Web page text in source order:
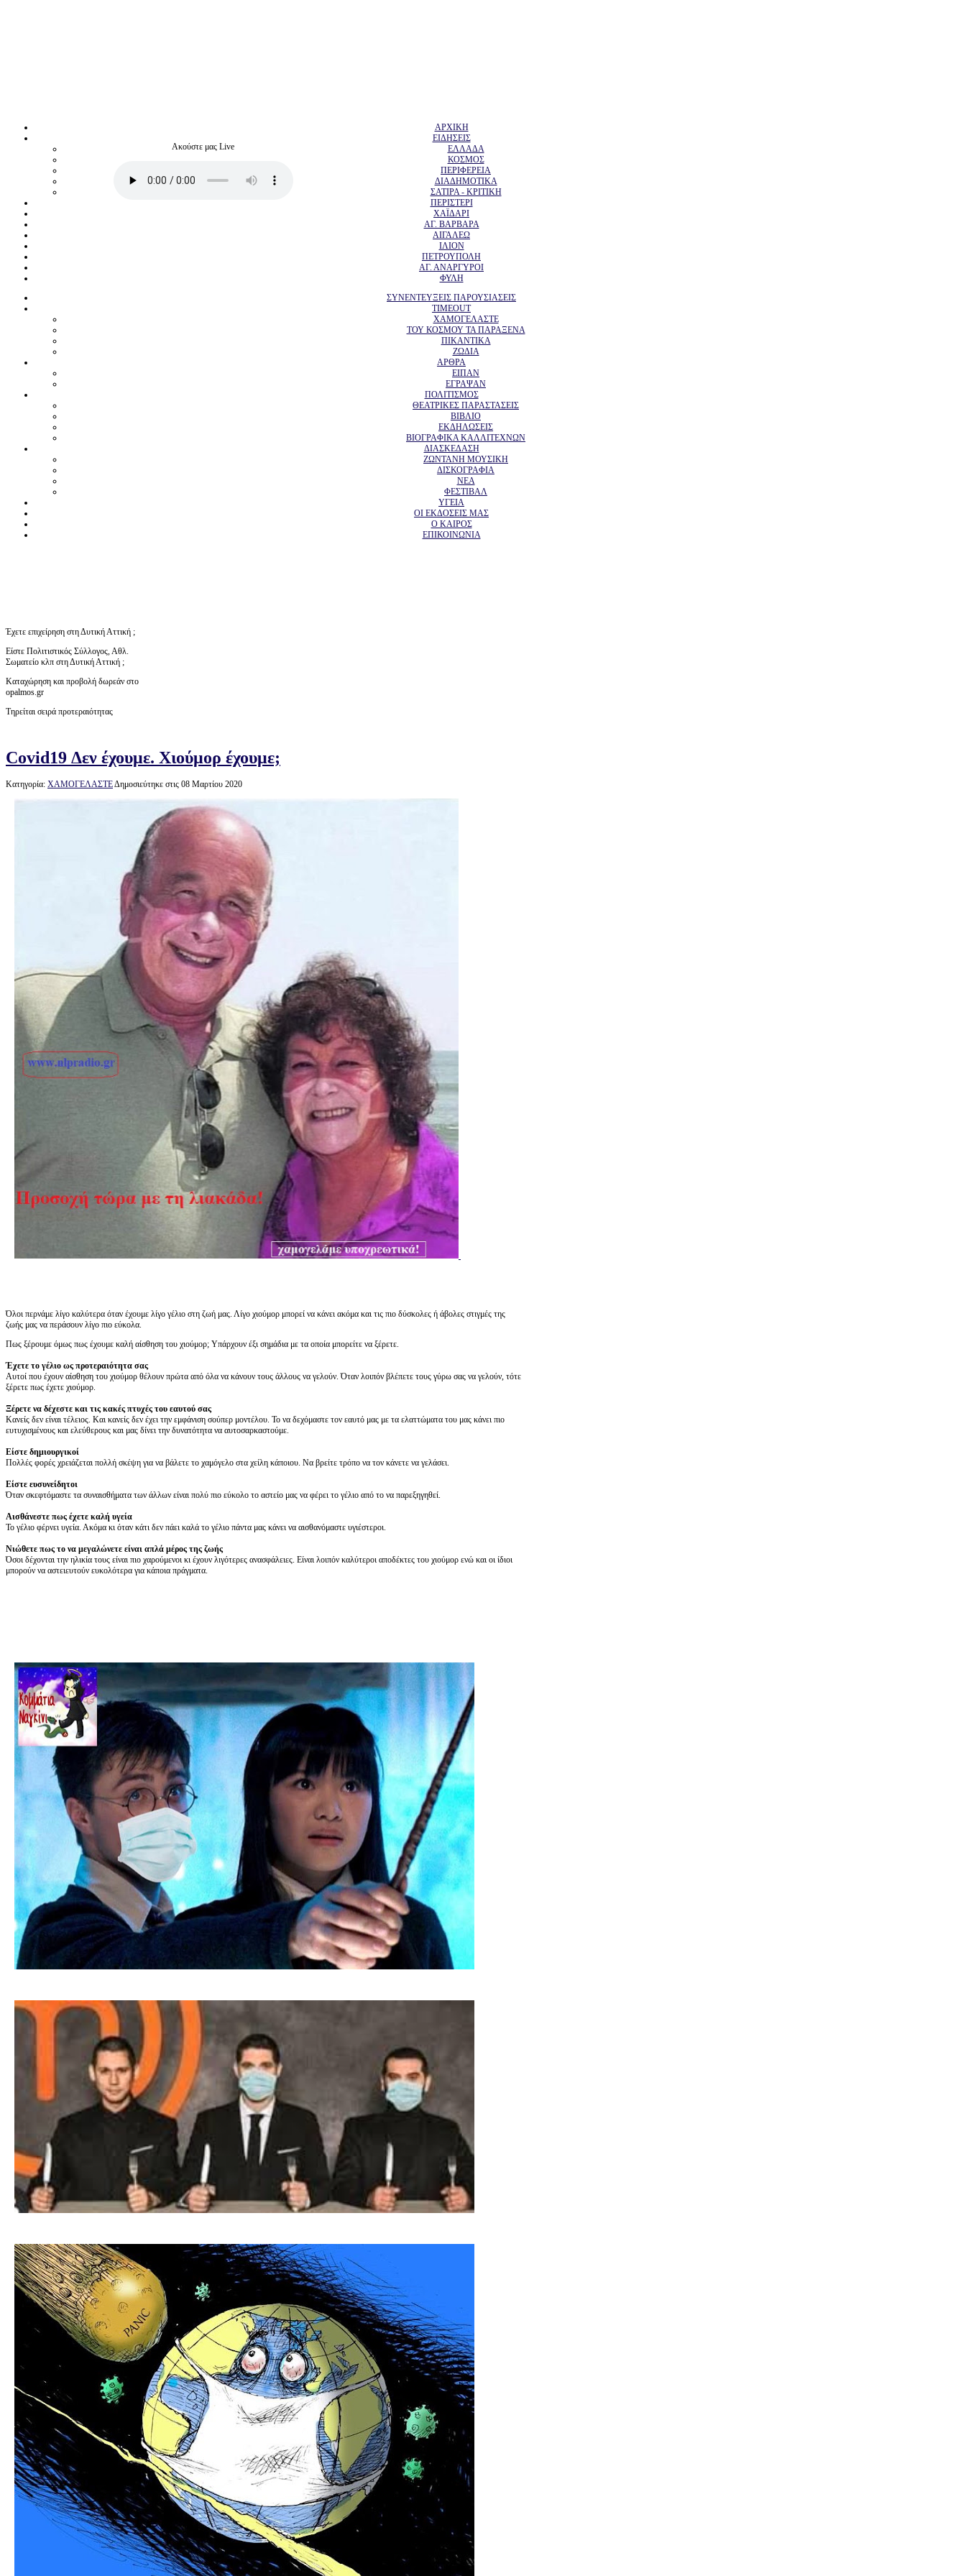
Ακούστε μας Live
ΑΡΧΙΚΗ
ΕΙΔΗΣΕΙΣ
ΕΛΛΑΔΑ
ΚΟΣΜΟΣ
ΠΕΡΙΦΕΡΕΙΑ
ΔΙΑΔΗΜΟΤΙΚΑ
ΣΑΤΙΡΑ - ΚΡΙΤΙΚΗ
ΠΕΡΙΣΤΕΡΙ
ΧΑΪΔΑΡΙ
ΑΓ. ΒΑΡΒΑΡΑ
ΑΙΓΑΛΕΩ
ΙΛΙΟΝ
ΠΕΤΡΟΥΠΟΛΗ
ΑΓ. ΑΝΑΡΓΥΡΟΙ
ΦΥΛΗ
ΣΥΝΕΝΤΕΥΞΕΙΣ ΠΑΡΟΥΣΙΑΣΕΙΣ
TIMEOUT
ΧΑΜΟΓΕΛΑΣΤΕ
ΤΟΥ ΚΟΣΜΟΥ ΤΑ ΠΑΡΑΞΕΝΑ
ΠΙΚΑΝΤΙΚΑ
ΖΩΔΙΑ
ΑΡΘΡΑ
ΕΙΠΑΝ
ΕΓΡΑΨΑΝ
ΠΟΛΙΤΙΣΜΟΣ
ΘΕΑΤΡΙΚΕΣ ΠΑΡΑΣΤΑΣΕΙΣ
ΒΙΒΛΙΟ
ΕΚΔΗΛΩΣΕΙΣ
ΒΙΟΓΡΑΦΙΚΑ ΚΑΛΛΙΤΕΧΝΩΝ
ΔΙΑΣΚΕΔΑΣΗ
ΖΩΝΤΑΝΗ ΜΟΥΣΙΚΗ
ΔΙΣΚΟΓΡΑΦΙΑ
ΝΕΑ
ΦΕΣΤΙΒΑΛ
ΥΓΕΙΑ
ΟΙ ΕΚΔΟΣΕΙΣ ΜΑΣ
Ο ΚΑΙΡΟΣ
ΕΠΙΚΟΙΝΩΝΙΑ
Έχετε επιχείρηση στη Δυτική Αττική ;
Είστε Πολιτιστικός Σύλλογος, Αθλ.
Σωματείο κλπ στη Δυτική Αττική ;
Καταχώρηση και προβολή δωρεάν στο
opalmos.gr
Τηρείται σειρά προτεραιότητας
Covid19 Δεν έχουμε. Χιούμορ έχουμε;
Κατηγορία: ΧΑΜΟΓΕΛΑΣΤΕΔημοσιεύτηκε στις 08 Μαρτίου 2020
Όλοι περνάμε λίγο καλύτερα όταν έχουμε λίγο γέλιο στη ζωή μας. Λίγο χιούμορ μπορεί να κάνει ακόμα και τις πιο δύσκολες ή άβολες στιγμές της
ζωής μας να περάσουν λίγο πιο εύκολα.
Πως ξέρουμε όμως πως έχουμε καλή αίσθηση του χιούμορ; Υπάρχουν έξι σημάδια με τα οποία μπορείτε να ξέρετε.
Έχετε το γέλιο ως προτεραιότητα σας
Αυτοί που έχουν αίσθηση του χιούμορ θέλουν πρώτα από όλα να κάνουν τους άλλους να γελούν. Όταν λοιπόν βλέπετε τους γύρω σας να γελούν, τότε
ξέρετε πως έχετε χιούμορ.
Ξέρετε να δέχεστε και τις κακές πτυχές του εαυτού σας
Κανείς δεν είναι τέλειος. Και κανείς δεν έχει την εμφάνιση σούπερ μοντέλου. Το να δεχόμαστε τον εαυτό μας με τα ελαττώματα του μας κάνει πιο
ευτυχισμένους και ελεύθερους και μας δίνει την δυνατότητα να αυτοσαρκαστούμε.
Είστε δημιουργικοί
Πολλές φορές χρειάζεται πολλή σκέψη για να βάλετε το χαμόγελο στα χείλη κάποιου. Να βρείτε τρόπο να τον κάνετε να γελάσει.
Είστε ευσυνείδητοι
Όταν σκεφτόμαστε τα συναισθήματα των άλλων είναι πολύ πιο εύκολο το αστείο μας να φέρει το γέλιο από το να παρεξηγηθεί.
Αισθάνεστε πως έχετε καλή υγεία
Το γέλιο φέρνει υγεία. Ακόμα κι όταν κάτι δεν πάει καλά το γέλιο πάντα μας κάνει να αισθανόμαστε υγιέστεροι.
Νιώθετε πως το να μεγαλώνετε είναι απλά μέρος της ζωής
Όσοι δέχονται την ηλικία τους είναι πιο χαρούμενοι κι έχουν λιγότερες ανασφάλειες. Είναι λοιπόν καλύτεροι αποδέκτες του χιούμορ ενώ και οι ίδιοι
μπορούν να αστειευτούν ευκολότερα για κάποια πράγματα.